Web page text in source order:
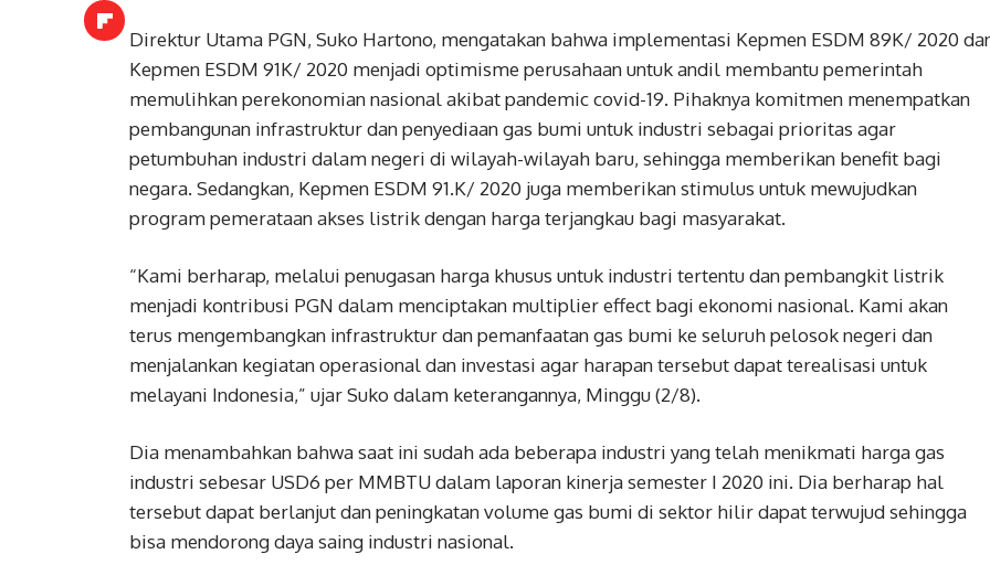
Direktur Utama PGN, Suko Hartono, mengatakan bahwa implementasi Kepmen ESDM 89K/ 2020
Kepmen ESDM 91K/ 2020 menjadi optimisme perusahaan untuk andil membantu pemerintah
memulihkan perekonomian nasional akibat pandemic covid-19. Pihaknya komitmen menempatkan
pembangunan infrastruktur dan penyediaan gas bumi untuk industri sebagai prioritas agar
petumbuhan industri dalam negeri di wilayah-wilayah baru, sehingga memberikan benefit bagi
negara. Sedangkan, Kepmen ESDM 91.K/ 2020 juga memberikan stimulus untuk mewujudkan
program pemerataan akses listrik dengan harga terjangkau bagi masyarakat.
“Kami berharap, melalui penugasan harga khusus untuk industri tertentu dan pembangkit listrik
menjadi kontribusi PGN dalam menciptakan multiplier effect bagi ekonomi nasional. Kami akan
terus mengembangkan infrastruktur dan pemanfaatan gas bumi ke seluruh pelosok negeri dan
menjalankan kegiatan operasional dan investasi agar harapan tersebut dapat terealisasi untuk
melayani Indonesia,” ujar Suko dalam keterangannya, Minggu (2/8).
Dia menambahkan bahwa saat ini sudah ada beberapa industri yang telah menikmati harga gas
industri sebesar USD6 per MMBTU dalam laporan kinerja semester I 2020 ini. Dia berharap hal
tersebut dapat berlanjut dan peningkatan volume gas bumi di sektor hilir dapat terwujud sehingga
bisa mendorong daya saing industri nasional.